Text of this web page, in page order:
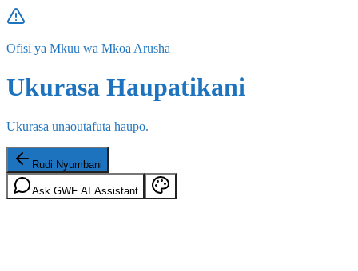
Ofisi ya Mkuu wa Mkoa Arusha
Ukurasa Haupatikani
Ukurasa unaoutafuta haupo.
Rudi Nyumbani
Ask GWF AI Assistant